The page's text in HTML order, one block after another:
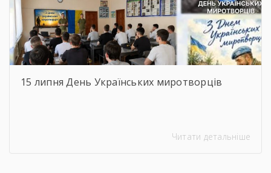
15 липня День Українських миротворців
Читати детальніше